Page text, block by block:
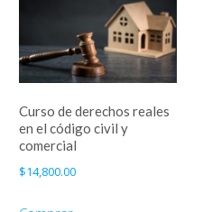
Curso de derechos reales
en el código civil y
comercial
$14,800.00